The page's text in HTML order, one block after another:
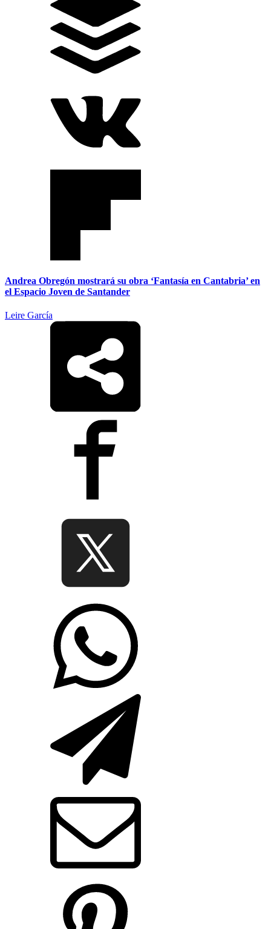
Andrea Obregón mostrará su obra ‘Fantasía en Cantabria’ en
el Espacio Joven de Santander
Leire García